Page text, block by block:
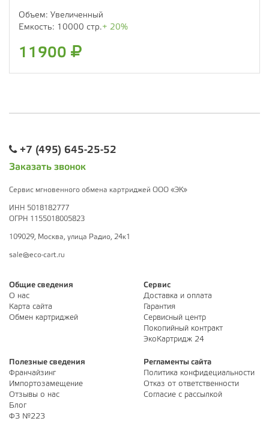
Объем: Увеличенный
Емкость: 10000 стр.+ 20%
11900
+7 (495) 645-25-52
Заказать звонок
Сервис мгновенного обмена картриджей ООО «ЭК»
ИНН 5018182777
ОГРН 1155018005823
109029, Москва, улица Радио, 24к1
sale@eco-cart.ru
Общие сведения
О нас
Карта сайта
Обмен картриджей
Сервис
Доставка и оплата
Гарантия
Сервисный центр
Покопийный контракт
ЭкоКартридж 24
Полезные сведения
Франчайзинг
Импортозамещение
Отзывы о нас
Блог
ФЗ №223
Регламенты сайта
Политика конфидециальности
Отказ от ответственности
Согласие с рассылкой